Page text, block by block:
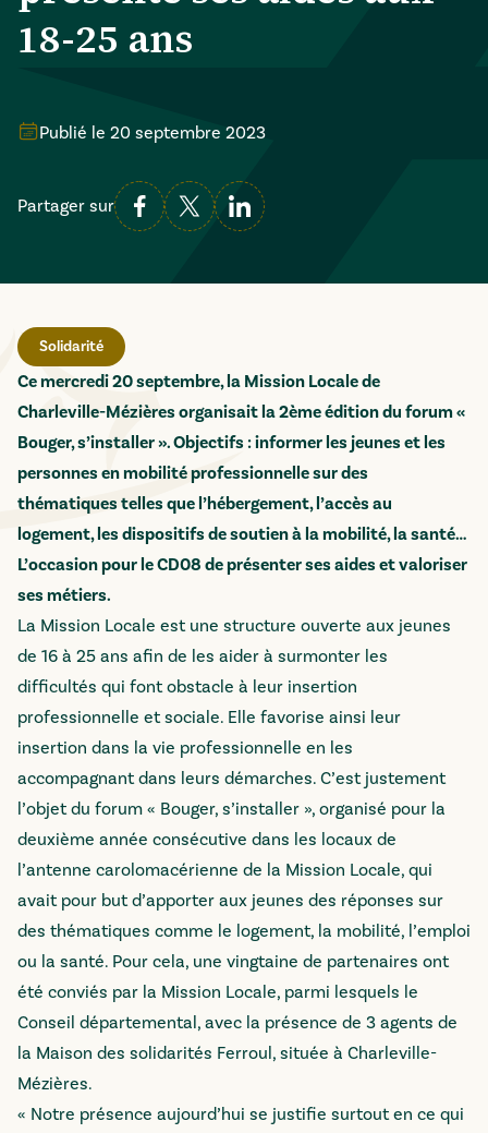
18-25 ans
Publié le 20 septembre 2023
Partager sur
Solidarité
Ce mercredi 20 septembre, la Mission Locale de
Charleville-Mézières organisait la 2ème édition du forum «
Bouger, s’installer ». Objectifs : informer les jeunes et les
personnes en mobilité professionnelle sur des
thématiques telles que l’hébergement, l’accès au
logement, les dispositifs de soutien à la mobilité, la santé…
L’occasion pour le CD08 de présenter ses aides et valoriser
ses métiers.
La Mission Locale est une structure ouverte aux jeunes
de 16 à 25 ans afin de les aider à surmonter les
difficultés qui font obstacle à leur insertion
professionnelle et sociale. Elle favorise ainsi leur
insertion dans la vie professionnelle en les
accompagnant dans leurs démarches. C’est justement
l’objet du forum « Bouger, s’installer », organisé pour la
deuxième année consécutive dans les locaux de
l’antenne carolomacérienne de la Mission Locale, qui
avait pour but d’apporter aux jeunes des réponses sur
des thématiques comme le logement, la mobilité, l’emploi
ou la santé. Pour cela, une vingtaine de partenaires ont
été conviés par la Mission Locale, parmi lesquels le
Conseil départemental, avec la présence de 3 agents de
la Maison des solidarités Ferroul, située à Charleville-
Mézières.
« Notre présence aujourd’hui se justifie surtout en ce qui